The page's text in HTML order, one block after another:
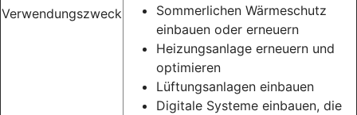
Verwendungszweck
Sommerlichen Wärmeschutz
einbauen oder erneuern
Heizungsanlage erneuern und
optimieren
Lüftungsanlagen einbauen
Digitale Systeme einbauen, die